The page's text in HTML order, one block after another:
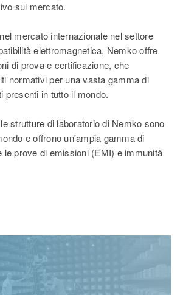
sul mercato.
mercato internazionale nel settore
elettromagnetica, Nemko offre
di prova e certificazione, che
normativi per una vasta gamma di
presenti in tutto il mondo.
strutture di laboratorio di Nemko sono
e offrono un'ampia gamma di
prove di emissioni (EMI) e immunità